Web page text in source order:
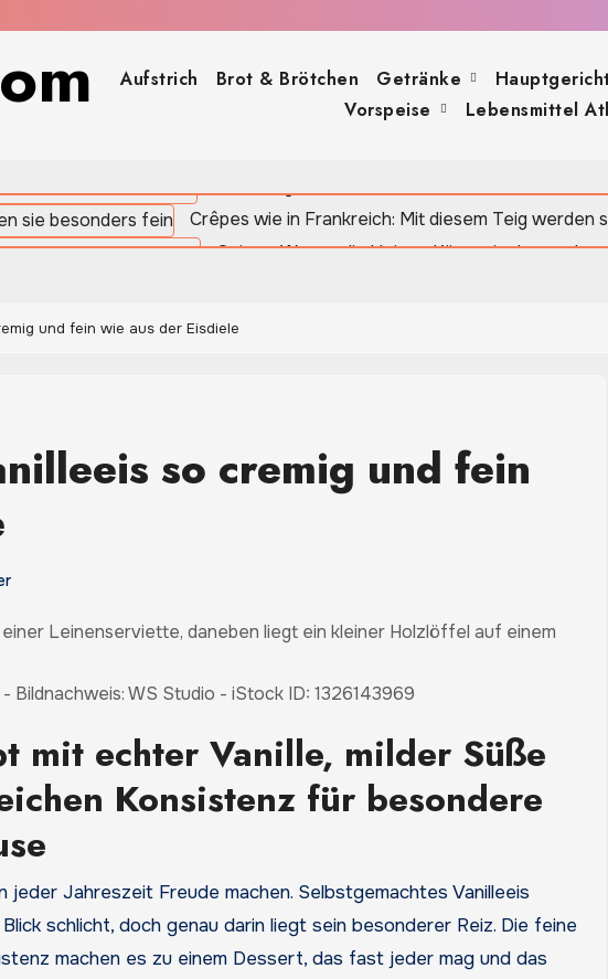
Aufstrich Brot & Brötchen Getränke
Vorspeise
Lebensmittel
Crêpes wie in Frankreich: Mit diesem Teig werden
Quinoa: Warum die kleinen Körner in der
und fein wie aus der Eisdiele
so cremig und fein
Bildnachweis: WS Studio - iStock ID: 1326143969
mit echter Vanille, milder Süße
Konsistenz für besondere
jeder Jahreszeit Freude machen. Selbstgemachtes Vanilleeis
schlicht, doch genau darin liegt sein besonderer Reiz. Die feine
machen es zu einem Dessert, das fast jeder mag und das